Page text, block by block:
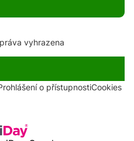
vyhrazena
o přístupnostiCookies